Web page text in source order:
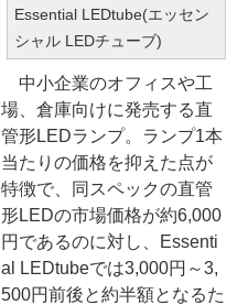
Essential LEDtube(エッセン
シャル LEDチューブ)
中小企業のオフィスや工
場、倉庫向けに発売する直
管形LEDランプ。ランプ1本
当たりの価格を抑えた点が
特徴で、同スペックの直管
形LEDの市場価格が約6,000
円であるのに対し、Essenti
al LEDtubeでは3,000円～3,
500円前後と約半額となるた